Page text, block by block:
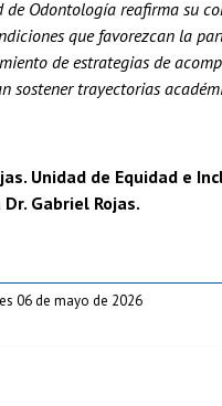
de Odontología reafirma su
que favorezcan la
de estrategias de
sostener trayectorias
Unidad de Equidad e
Gabriel Rojas.
06 de mayo de 2026